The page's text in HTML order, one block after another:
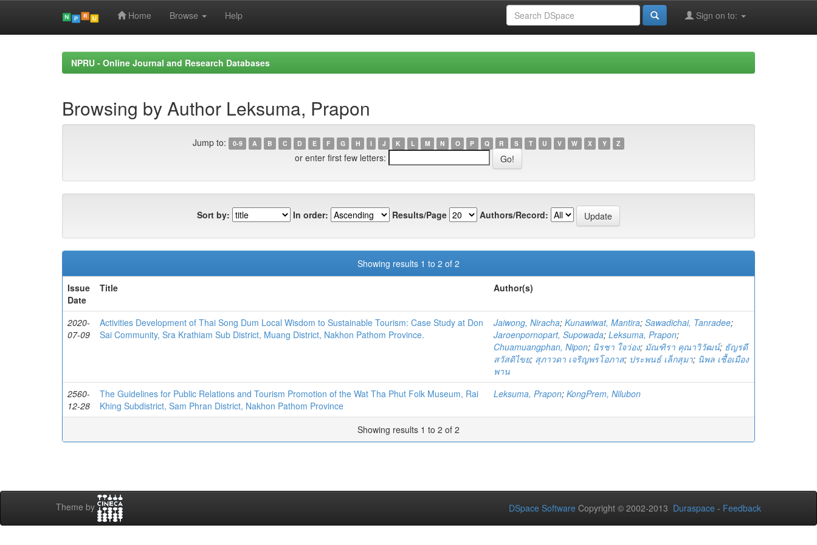
Home Browse Help Sign on to:
NPRU - Online Journal and Research Databases
Browsing by Author Leksuma, Prapon
Jump to: 0-9 A B C D E F G H I J K L M N O P Q R S T U V W X Y Z
or enter first few letters:
Sort by: In order: Results/Page Authors/Record:
Showing results 1 to 2 of 2
Issue
Date
Title Author(s)
2020-
07-09
Activities Development of Thai Song Dum Local Wisdom to Sustainable Tourism: Case Study at Don
Sai Community, Sra Krathiam Sub District, Muang District, Nakhon Pathom Province.
Jaiwong, Niracha; Kunawiwat, Mantira; Sawadichai, Tanradee;
Jaroenpornopart, Supowada; Leksuma, Prapon;
Chuamuangphan, Nipon; นิรชา ใจว่อง; มัณฑิรา คุณาวิวัฒน์; ธัญรดี
สวัสดิไขย; สุภาวดา เจริญพรโอภาส; ประพนธ์ เล็กสุมา; นิพล เชื้อเมือง
พาน
2560-
12-28
The Guidelines for Public Relations and Tourism Promotion of the Wat Tha Phut Folk Museum, Rai
Khing Subdistrict, Sam Phran District, Nakhon Pathom Province
Leksuma, Prapon; KongPrem, Nilubon
Showing results 1 to 2 of 2
Theme by DSpace Software Copyright © 2002-2013 Duraspace - Feedback